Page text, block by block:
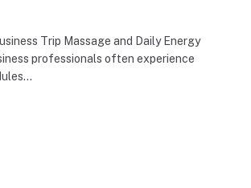
Trip Massage and Daily Energy
professionals often experience